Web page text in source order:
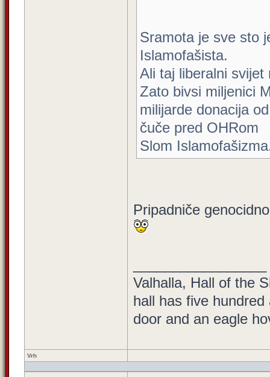
Sramota je sve sto
Islamofašista.
Ali taj liberalni
Zato bivsi miljenici
milijarde donacija
čuče pred OHRom
Slom
Pripadniče
Valhalla, Hall of the
hall has five
door and an eagle
Vrh